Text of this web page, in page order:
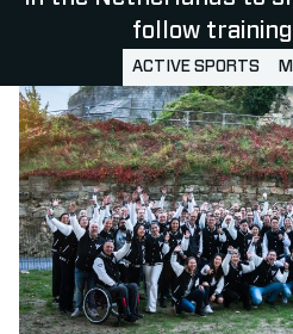
follow
ACTIVE SPORTS